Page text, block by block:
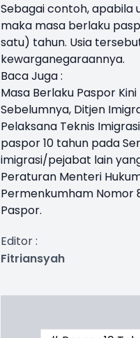
Sebagai contoh, apabila
maka masa berlaku
satu) tahun. Usia
kewarganegaraannya.
Baca Juga :
Masa Berlaku Paspor
Sebelumnya, Ditjen
Pelaksana Teknis
paspor 10 tahun pada
imigrasi/pejabat lain
Peraturan Menteri
Permenkumham Nomor
Paspor.
Editor :
Fitriansyah